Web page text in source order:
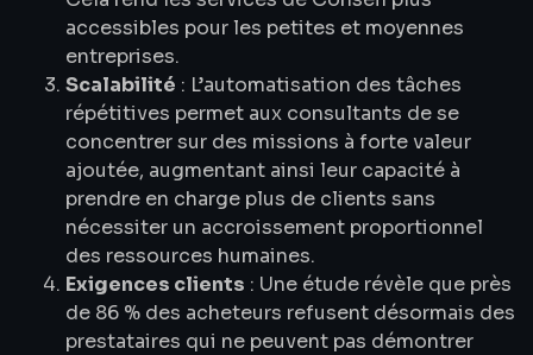
accessibles pour les petites et moyennes
entreprises.
Scalabilité : L’automatisation des tâches
répétitives permet aux consultants de se
concentrer sur des missions à forte valeur
ajoutée, augmentant ainsi leur capacité à
prendre en charge plus de clients sans
nécessiter un accroissement proportionnel
des ressources humaines.
Exigences clients : Une étude révèle que près
de 86 % des acheteurs refusent désormais des
prestataires qui ne peuvent pas démontrer